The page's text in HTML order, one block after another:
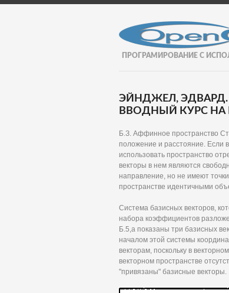
ПРОГРАМИРОВАНИЕ С
ЭЙНДЖЕЛ, ЭДВАРД.
ВВОДНЫЙ КУРС НА
Б.З. Аффинное пространство
положение и расстояние. Если
использовать пространство
векторы в нем являются
направление, но не имеют
пространстве идентичными
Система базисных векторов,
набора коэффициентов
Б.5,а показаны три базисных
началом этой системы
векторам, поскольку в
векторном пространстве
"привязаны" базисные векторы.